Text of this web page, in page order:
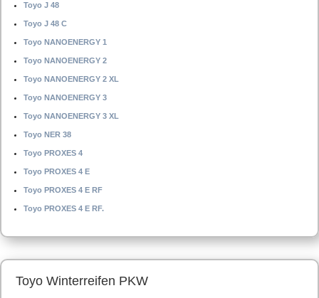
Toyo J 48
Toyo J 48 C
Toyo NANOENERGY 1
Toyo NANOENERGY 2
Toyo NANOENERGY 2 XL
Toyo NANOENERGY 3
Toyo NANOENERGY 3 XL
Toyo NER 38
Toyo PROXES 4
Toyo PROXES 4 E
Toyo PROXES 4 E RF
Toyo PROXES 4 E RF.
Toyo Winterreifen PKW